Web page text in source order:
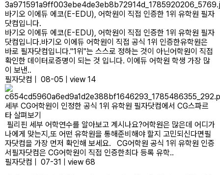
바기오 이에듀 에코(E-EDU), 어학원이 직접 인증한 1위 유학원 필자
닷컴입니다.
바기오 이에듀 에코(E-EDU), 어학원이 직접 인증한 1위 유학원 필자
닷컴입니다.바기오 이에듀 어학원이 직접 공식 1위 인증한유학원은
바로 필자닷컴입니다."1위"는 스스로 정하는 것이 아닌어학원이 직접
확인한 데이터로증명이 되는 것 입니다. 이에듀 어학원 학생 가장 많
이 보낸..
필자닷컴
08-05 view 14
세부 CG어학원이 인정한 공식 1위 유학원 필자닷컴에서 CG스파르
타 살펴보기
필리핀 세부 어학연수를 알아보고 계시나요?어학원은 많은데 어디가
나에게 맞는지,또 어떤 유학원을 통해준비해야 할지 고민되신다면필
자닷컴을 가장 먼저 확인해 보세요. CG어학원 공식 1위 유학원 인증
서필자닷컴은 CG어학원이 직접 인증한최다 등록 유학..
필자닷컴
07-31
view 68